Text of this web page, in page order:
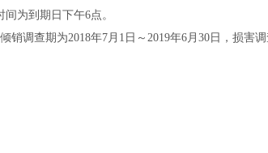
为到期日下午6点。
调查期为2018年7月1日～2019年6月30日，损害调